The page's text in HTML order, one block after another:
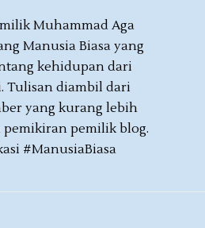
Muhammad Aga
Manusia Biasa yang
kehidupan dari
Tulisan diambil dari
yang kurang lebih
pemikiran pemilik blog.
#ManusiaBiasa